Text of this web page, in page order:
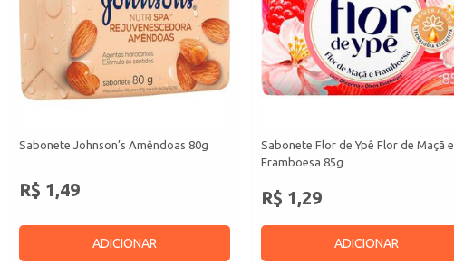
Sabonete Johnson’s Amêndoas 80g
R$ 1,49
ADICIONAR
Sabonete Flor de Ypê Flor de Maçã e
Framboesa 85g
R$ 1,29
ADICIONAR